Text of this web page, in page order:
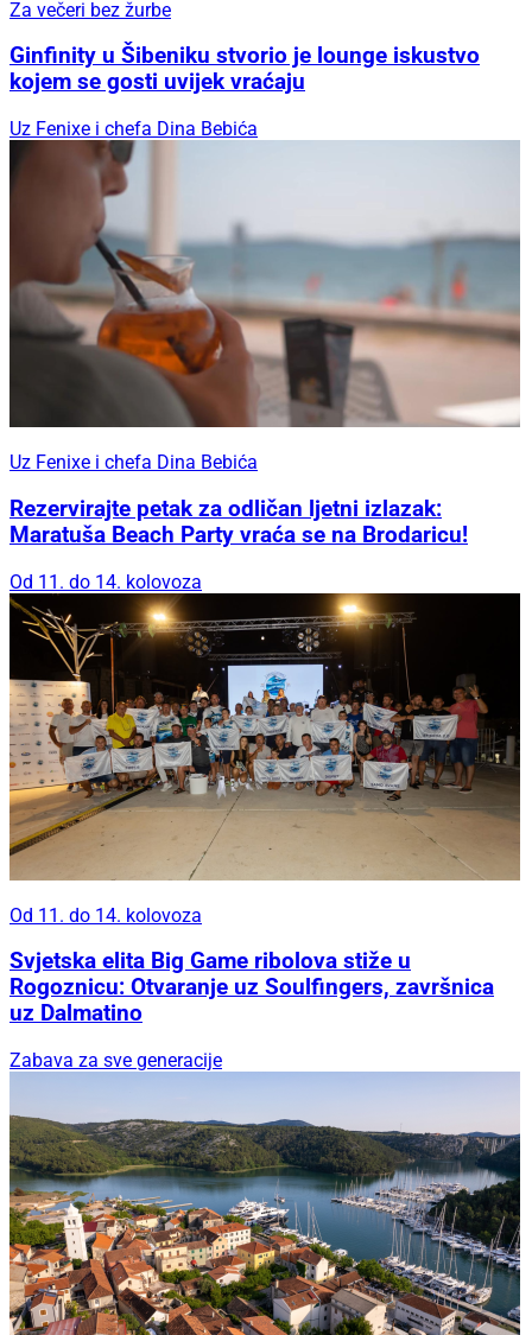
Za večeri bez žurbe
Ginfinity u Šibeniku stvorio je lounge iskustvo
kojem se gosti uvijek vraćaju
Uz Fenixe i chefa Dina Bebića
Uz Fenixe i chefa Dina Bebića
Rezervirajte petak za odličan ljetni izlazak:
Maratuša Beach Party vraća se na Brodaricu!
Od 11. do 14. kolovoza
Od 11. do 14. kolovoza
Svjetska elita Big Game ribolova stiže u
Rogoznicu: Otvaranje uz Soulfingers, završnica
uz Dalmatino
Zabava za sve generacije